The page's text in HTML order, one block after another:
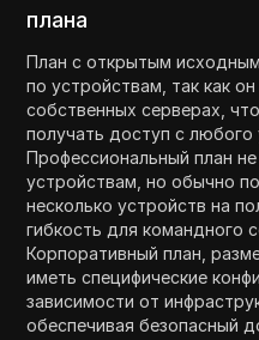
плана
План с открытым
по устройствам, так как
собственных серверах,
получать доступ с любого
Профессиональный план
устройствам, но обычно
несколько устройств на
гибкость для командного
Корпоративный план,
иметь специфические
зависимости от
обеспечивая безопасный